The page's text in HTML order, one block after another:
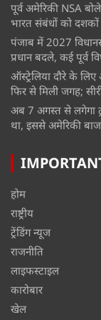
पूर्व अमेरिकी NSA
भारत संबंधों को
पंजाब में 2027
प्रधान बदले, कई पूर्व
ऑस्ट्रेलिया दौरे के
फिर से मिली जगह;
अब 7 अगस्त से लगेगा
था, इससे अमेरिकी
होम
राष्ट्रीय
ट्रेंडिंग न्यूज
राजनीति
लाइफस्टाइल
कारोबार
खेल